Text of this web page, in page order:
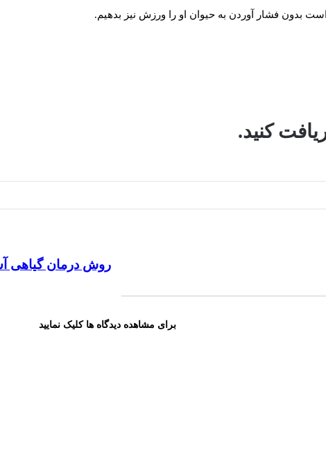
بدون فشار آوردن به حیوان او را ورزش نیز بدهیم.
کنید.
درمان
روش درمان گیاهی
برای مشاهده دیدگاه ها کلیک نمایید